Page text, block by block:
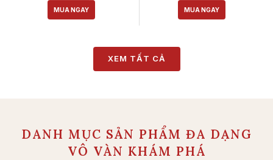
MUA NGAY MUA NGAY
XEM TẤT CẢ
DANH MỤC SẢN PHẨM ĐA DẠNG
VÔ VÀN KHÁM PHÁ